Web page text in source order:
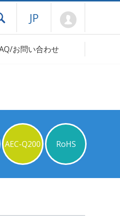
ドロワーメニューを開く
JP
お問い合わせ
AEC-Q200
RoHS